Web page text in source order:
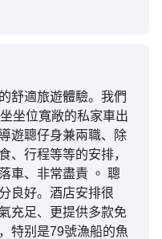
舒適旅遊體驗。我們
坐位寬敞的私家車出
遊聰仔身兼兩職、除
、行程等等的安排，
車、非常盡責 。 聰
良好。酒店安排很
充足、更提供多款免
特别是79號漁船的魚